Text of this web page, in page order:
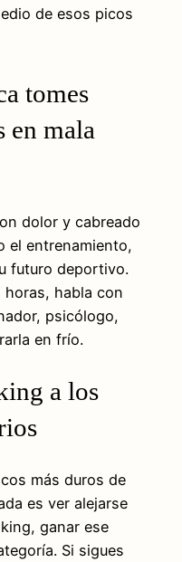
de esos picos
tomes
en mala
dolor y cabreado
el entrenamiento,
futuro deportivo.
horas, habla con
psicólogo,
en frío.
a los
más duros de
es ver alejarse
ganar ese
Si sigues